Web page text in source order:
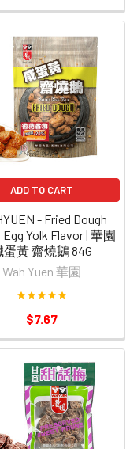
ADD TO CART
- Fried Dough
Egg Yolk Flavor | 華園
蛋黃 齋燒鵝 84G
Wah Yuen 華園
$7.67